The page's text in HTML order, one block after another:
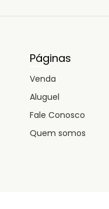
Páginas
Venda
Aluguel
Fale Conosco
Quem somos